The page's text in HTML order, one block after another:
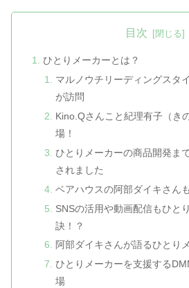
目次
ひとりメーカーとは？
マルノウチリーディングスタ
が訪問
Kino.Qさんこと紀理有子（き
場！
ひとりメーカーの商品開発ま
されました
ベアハウスの阿部ダイキさん
SNSの活用や動画配信もひと
訣！？
阿部ダイキさんが語るひとり
ひとりメーカーを支援する
場